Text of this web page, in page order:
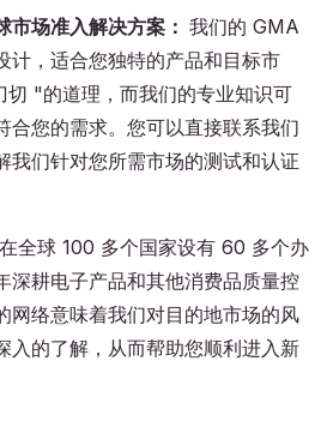
市场准入解决方案： 我们的 GMA
计，适合您独特的产品和目标市
"的道理，而我们的专业知识可
合您的需求。您可以直接联系我们
我们针对您所需市场的测试和认证
全球 100 多个国家设有 60 多个办
深耕电子产品和其他消费品质量控
网络意味着我们对目的地市场的风
入的了解，从而帮助您顺利进入新